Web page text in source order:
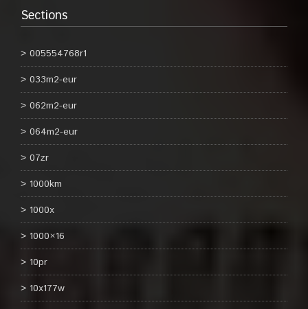
Sections
005554768r1
033m2-eur
062m2-eur
064m2-eur
07zr
1000km
1000x
1000×16
10pr
10x177w